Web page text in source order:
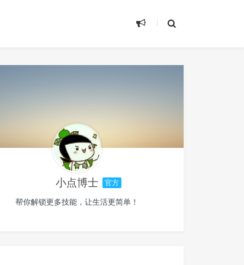
小点博士 官方
帮你解锁更多技能，让生活更简单！